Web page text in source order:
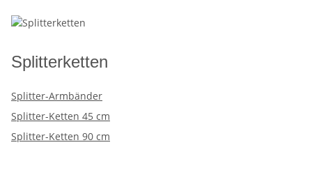
Splitterketten
Splitter-Armbänder
Splitter-Ketten 45 cm
Splitter-Ketten 90 cm